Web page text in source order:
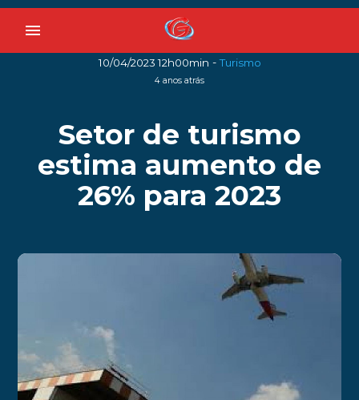
menu
10/04/2023 12h00min -Turismo
4 anos atrás
Setor de turismo
estima aumento de
26% para 2023